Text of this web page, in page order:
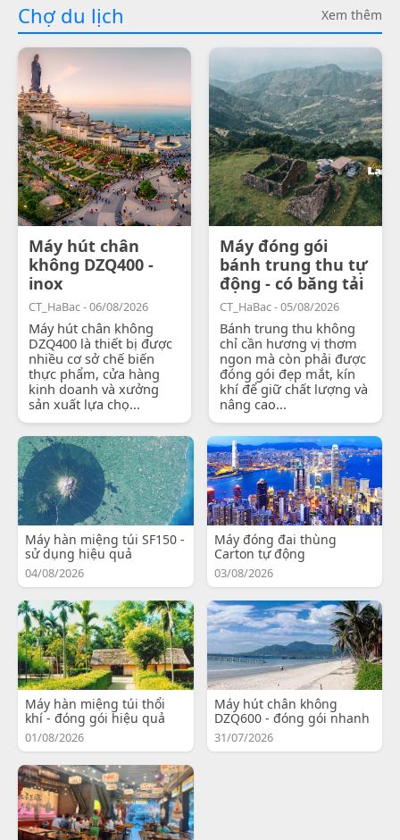
Chợ du lịch Xem thêm
Máy hút chân
không DZQ400 -
inox
CT_HaBac - 06/08/2026
Máy hút chân không
DZQ400 là thiết bị được
nhiều cơ sở chế biến
thực phẩm, cửa hàng
kinh doanh và xưởng
sản xuất lựa chọ...
Máy đóng gói
bánh trung thu tự
động - có băng tải
CT_HaBac - 05/08/2026
Bánh trung thu không
chỉ cần hương vị thơm
ngon mà còn phải được
đóng gói đẹp mắt, kín
khí để giữ chất lượng và
nâng cao...
Máy hàn miệng túi SF150 -
sử dụng hiệu quả
04/08/2026
Máy đóng đai thùng
Carton tự động
03/08/2026
Máy hàn miệng túi thổi
khí - đóng gói hiệu quả
01/08/2026
Máy hút chân không
DZQ600 - đóng gói nhanh
31/07/2026